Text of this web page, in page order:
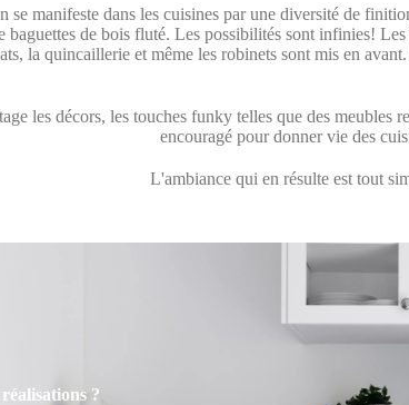
se manifeste dans les cuisines par une diversité de
baguettes de bois fluté. Les possibilités sont infinies!
la quincaillerie et même les robinets sont mis en
les décors, les touches funky telles que des meubles
encouragé pour donner vie des
L'ambiance qui en résulte est tout
?